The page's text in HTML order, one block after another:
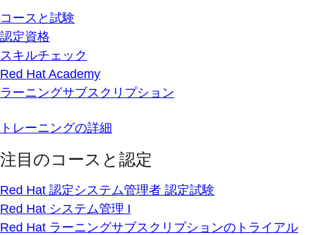
コースと試験
認定資格
スキルチェック
Red Hat Academy
ラーニングサブスクリプション
トレーニングの詳細
注目のコースと認定
Red Hat 認定システム管理者 認定試験
Red Hat システム管理 I
Red Hat ラーニングサブスクリプションのトライアル